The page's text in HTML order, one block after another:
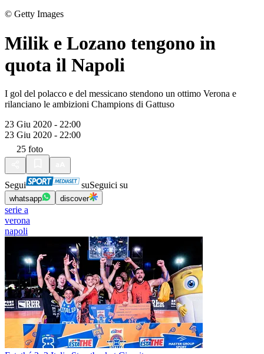
© Getty Images
Milik e Lozano tengono in
quota il Napoli
I gol del polacco e del messicano stendono un ottimo Verona e
rilanciano le ambizioni Champions di Gattuso
23 Giu 2020 - 22:00
23 Giu 2020 - 22:00
25 foto
Segui suSeguici su
whatsapp discover
serie a
verona
napoli